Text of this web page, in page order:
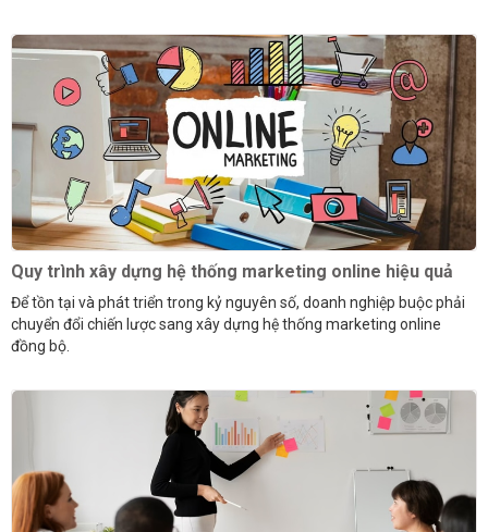
Quy trình xây dựng hệ thống marketing online hiệu quả
Để tồn tại và phát triển trong kỷ nguyên số, doanh nghiệp buộc phải
chuyển đổi chiến lược sang xây dựng hệ thống marketing online
đồng bộ.